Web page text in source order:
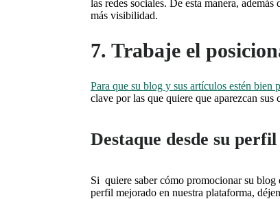
las redes sociales. De esta manera,
más visibilidad.
7. Trabaje el
Para que su blog y sus artículos estén bien
clave por las que quiere que aparezcan sus
Destaque desde su
Si quiere saber cómo promocionar su blog
perfil mejorado en nuestra plataforma,